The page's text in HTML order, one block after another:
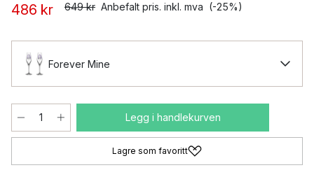
486 kr 649 kr Anbefalt pris. inkl. mva (-25%)
Forever Mine
Legg i handlekurven
Lagre som favoritt